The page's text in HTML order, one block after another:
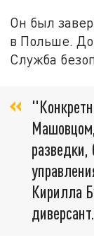
Он был
в Польше.
Служба
Кирилла
диверсант.